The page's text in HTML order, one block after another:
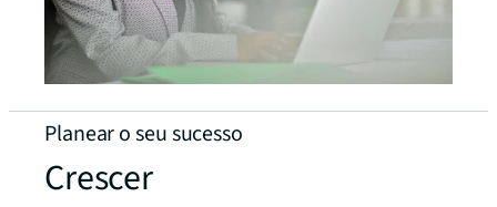
Planear o seu sucesso
Crescer